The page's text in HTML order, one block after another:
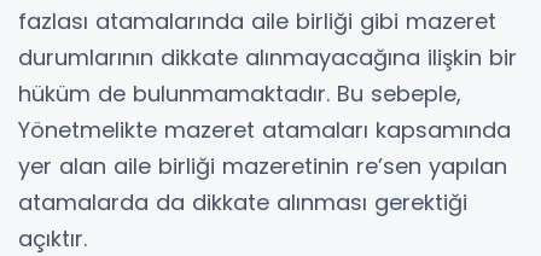
fazlası atamalarında aile birliği gibi mazeret
durumlarının dikkate alınmayacağına ilişkin bir
hüküm de bulunmamaktadır. Bu sebeple,
Yönetmelikte mazeret atamaları kapsamında
yer alan aile birliği mazeretinin re’sen yapılan
atamalarda da dikkate alınması gerektiği
açıktır.